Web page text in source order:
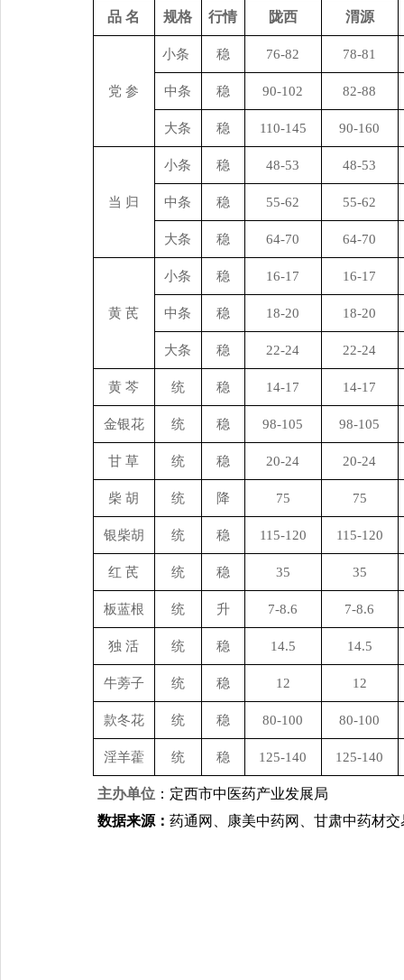
品 名 规格 行情 陇西 渭源
党 参
小条 稳 76-82 78-81
中条 稳 90-102 82-88
大条 稳 110-145 90-160
当 归
小条 稳 48-53 48-53
中条 稳 55-62 55-62
大条 稳 64-70 64-70
黄 芪
小条 稳 16-17 16-17
中条 稳 18-20 18-20
大条 稳 22-24 22-24
黄 芩 统 稳 14-17 14-17
金银花 统 稳 98-105 98-105
甘 草 统 稳 20-24 20-24
柴 胡 统 降 75 75
银柴胡 统 稳 115-120 115-120
红 芪 统 稳 35 35
板蓝根 统 升 7-8.6 7-8.6
独 活 统 稳 14.5 14.5
牛蒡子 统 稳 12 12
款冬花 统 稳 80-100 80-100
淫羊藿 统 稳 125-140 125-140
主办单位：定西市中医药产业发展局
数据来源： 药通网、康美中药网、甘肃中药材